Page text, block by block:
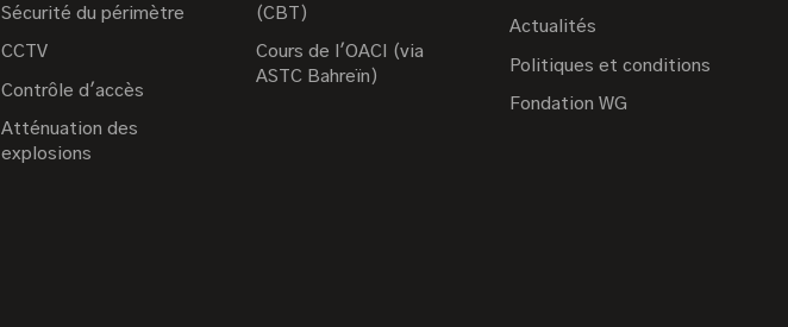
Sécurité du périmètre
CCTV
Contrôle d'accès
Atténuation des
explosions
(CBT)
Cours de l'OACI (via
ASTC Bahreïn)
Actualités
Politiques et conditions
Fondation WG